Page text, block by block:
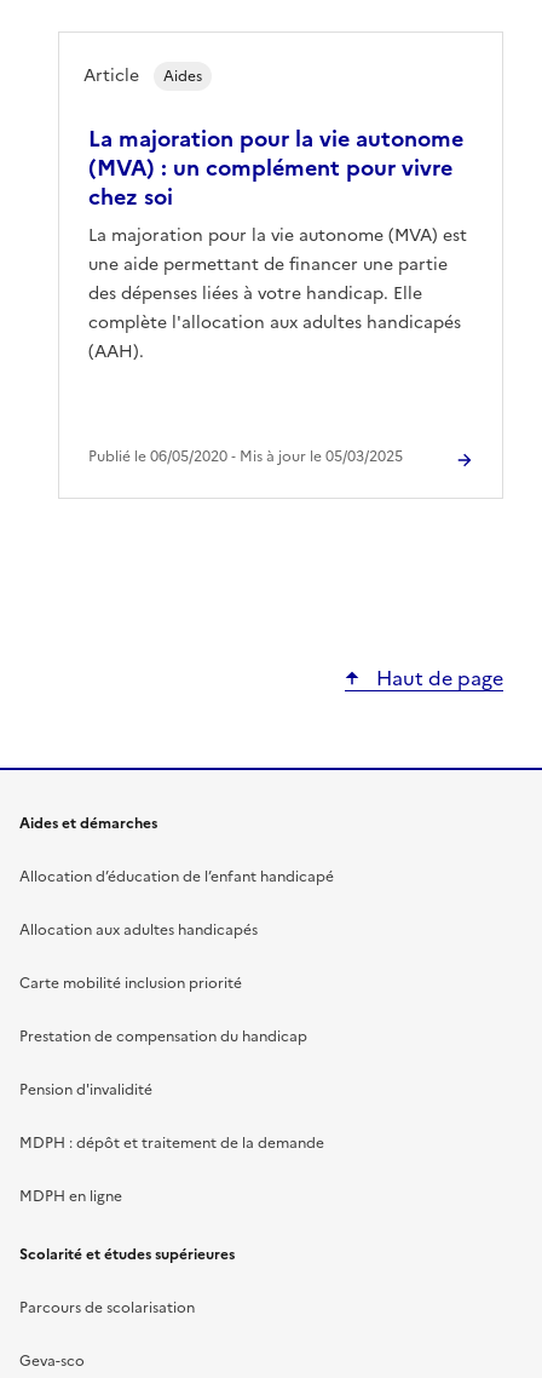
La majoration pour la vie autonome
(MVA) : un complément pour vivre
chez soi
La majoration pour la vie autonome (MVA) est
une aide permettant de financer une partie
des dépenses liées à votre handicap. Elle
complète l'allocation aux adultes handicapés
(AAH).
Article Aides
Publié le 06/05/2020 ‐ Mis à jour le 05/03/2025
Haut de page
Aides et démarches
Allocation d’éducation de l’enfant handicapé
Allocation aux adultes handicapés
Carte mobilité inclusion priorité
Prestation de compensation du handicap
Pension d'invalidité
MDPH : dépôt et traitement de la demande
MDPH en ligne
Scolarité et études supérieures
Parcours de scolarisation
Geva-sco